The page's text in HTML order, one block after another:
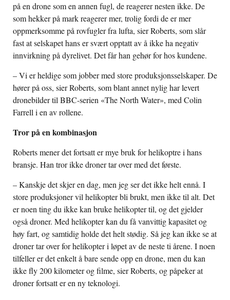
på en drone som en annen fugl, de reagerer nesten ikke. De
som hekker på mark reagerer mer, trolig fordi de er mer
oppmerksomme på rovfugler fra lufta, sier Roberts, som slår
fast at selskapet hans er svært opptatt av å ikke ha negativ
innvirkning på dyrelivet. Det får han gehør for hos kundene.
– Vi er heldige som jobber med store produksjonsselskaper. De
hører på oss, sier Roberts, som blant annet nylig har levert
dronebilder til BBC-serien «The North Water», med Colin
Farrell i en av rollene.
Tror på en kombinasjon
Roberts mener det fortsatt er mye bruk for helikoptre i hans
bransje. Han tror ikke droner tar over med det første.
– Kanskje det skjer en dag, men jeg ser det ikke helt ennå. I
store produksjoner vil helikopter bli brukt, men ikke til alt. Det
er noen ting du ikke kan bruke helikopter til, og det gjelder
også droner. Med helikopter kan du få vanvittig kapasitet og
høy fart, og samtidig holde det helt stødig. Så jeg kan ikke se at
droner tar over for helikopter i løpet av de neste ti årene. I noen
tilfeller er det enkelt å bare sende opp en drone, men du kan
ikke fly 200 kilometer og filme, sier Roberts, og påpeker at
droner fortsatt er en ny teknologi.